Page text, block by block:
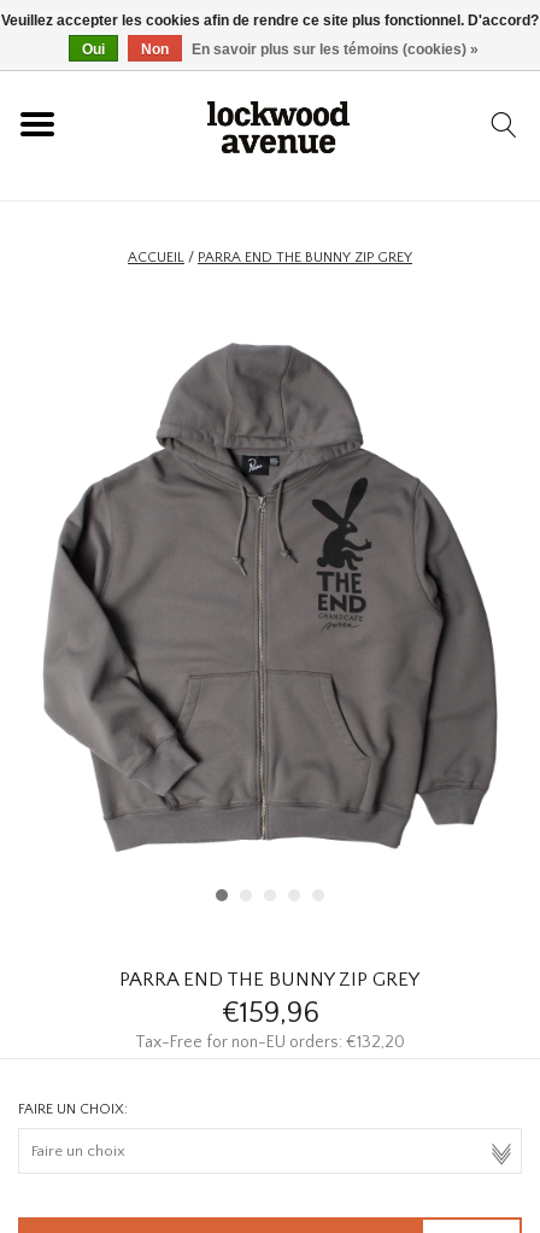
ACCUEIL
SKATEBOARD
HOMEWARE
SOLDES
MARQUES
ACCUEIL / PARRA END THE BUNNY ZIP GREY
PARRA END THE BUNNY ZIP GREY
€159,96
Tax-Free for non-EU orders: €132,20
FAIRE UN CHOIX:
Veuillez accepter les cookies afin de rendre ce site plus fonctionnel. D'accord?
Oui
Non En savoir plus sur les témoins (cookies) »